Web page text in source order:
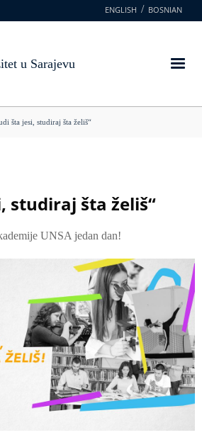
ENGLISH BOSNIAN
u Sarajevu
šta jesi, studiraj šta želiš“
studiraj šta želiš“
UNSA jedan dan!